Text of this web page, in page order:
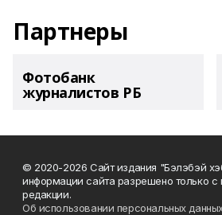
Партнеры
Фотобанк
журналистов РБ
© 2020-2026 Сайт издания "Бэлэбэй
информации сайта разрешено только с
редакции.
Об использовании персональных